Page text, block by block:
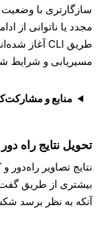
مجدد یا ناتوانی از
طریق CLI آغاز
مسیریابی و شرایط
منابع و
تحویل نتایج راه
نتایج تصاویر راه‌دور
بیشتری از طریق
آنکه به نظر برسد